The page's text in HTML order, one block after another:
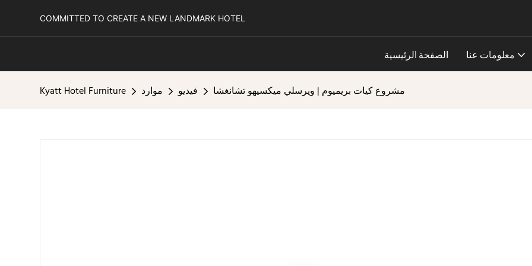
COMMITTED TO CREATE A NEW LANDMARK HOTEL
الصفحة الرئيسية معلومات عنا
Kyatt Hotel Furniture موارد فيديو مشروع كيات بريميوم | ويرسلي ميكسيهو تشانغشا